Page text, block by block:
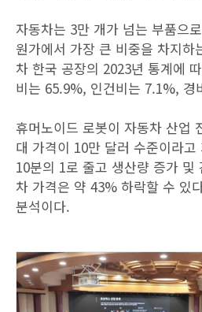
자동차는 3만 개가 넘는 부품으
원가에서 가장 큰 비중을 차지하
차 한국 공장의 2023년 통계에
비는 65.9%, 인건비는 7.1%, 경
휴머노이드 로봇이 자동차 산업
대 가격이 10만 달러 수준이라
10분의 1로 줄고 생산량 증가 및
차 가격은 약 43% 하락할 수 있
분석이다.